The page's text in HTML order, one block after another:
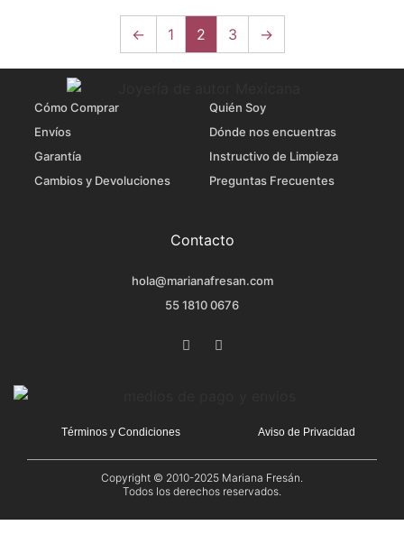
← 1 2 3 →
Cómo Comprar
Envíos
Garantía
Cambios y Devoluciones
Quién Soy
Dónde nos encuentras
Instructivo de Limpieza
Preguntas Frecuentes
Contacto
hola@marianafresan.com
55 1810 0676
Términos y Condiciones Aviso de Privacidad
Copyright © 2010-2025 Mariana Fresán.
Todos los derechos reservados.